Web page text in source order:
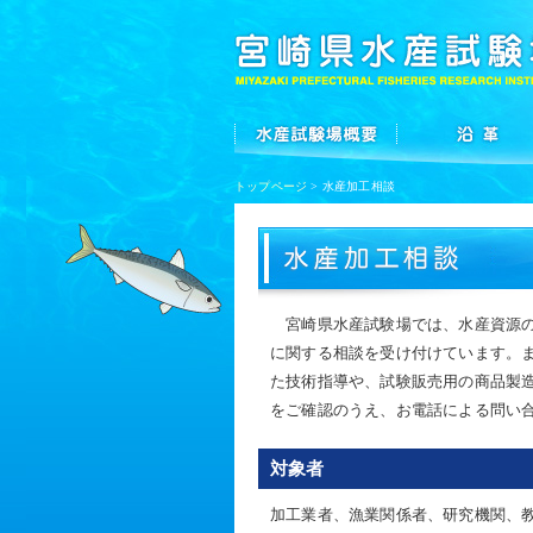
トップページ > 水産加工相談
宮崎県水産試験場では、水産資源
に関する相談を受け付けています。
た技術指導や、試験販売用の商品製
をご確認のうえ、お電話による問い
対象者
加工業者、漁業関係者、研究機関、